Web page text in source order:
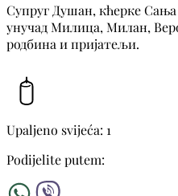
Супруг Душан, кћерке Сања
унучад Милица, Милан,
родбина и пријатељи.
Upaljeno svijeća: 1
Podijelite putem: